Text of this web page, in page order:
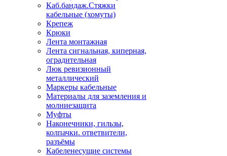
Каб.бандаж.Стяжки
кабельные (хомуты)
Крепеж
Крюки
Лента монтажная
Лента сигнальная, киперная,
оградительная
Люк ревизионный
металлический
Маркеры кабельные
Материалы для заземления и
молниезащита
Муфты
Наконечники, гильзы,
колпачки. ответвители,
разъёмы
Кабеленесущие системы